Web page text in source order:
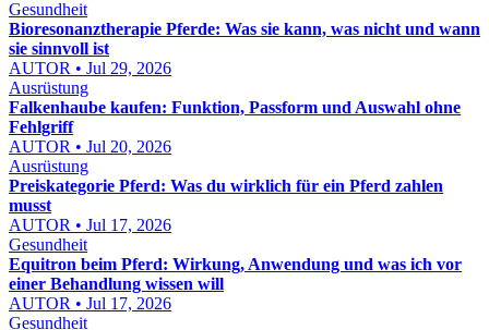
Gesundheit
Bioresonanztherapie Pferde: Was sie kann, was nicht und wann
sie sinnvoll ist
AUTOR • Jul 29, 2026
Ausrüstung
Falkenhaube kaufen: Funktion, Passform und Auswahl ohne
Fehlgriff
AUTOR • Jul 20, 2026
Ausrüstung
Preiskategorie Pferd: Was du wirklich für ein Pferd zahlen
musst
AUTOR • Jul 17, 2026
Gesundheit
Equitron beim Pferd: Wirkung, Anwendung und was ich vor
einer Behandlung wissen will
AUTOR • Jul 17, 2026
Gesundheit